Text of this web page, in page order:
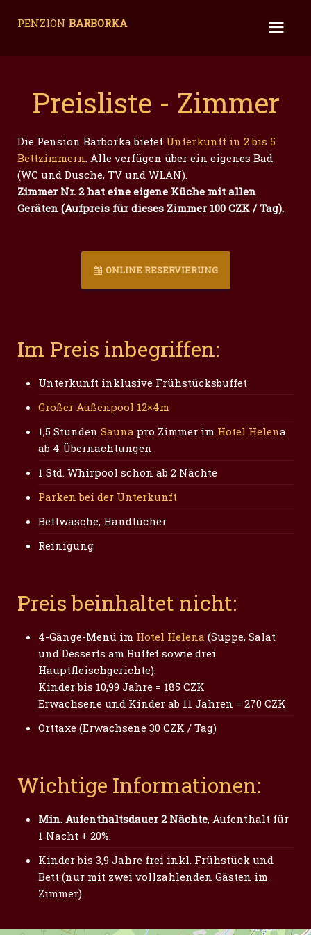
PENZION BARBORKA
Preisliste - Zimmer
Die Pension Barborka bietet Unterkunft in 2 bis 5
Bettzimmern. Alle verfügen über ein eigenes Bad
(WC und Dusche, TV und WLAN).
Zimmer Nr. 2 hat eine eigene Küche mit allen
Geräten (Aufpreis für dieses Zimmer 100 CZK / Tag).
ONLINE RESERVIERUNG
Im Preis inbegriffen:
Unterkunft inklusive Frühstücksbuffet
Großer Außenpool 12×4m
1,5 Stunden Sauna pro Zimmer im Hotel Helena
ab 4 Übernachtungen
1 Std. Whirpool schon ab 2 Nächte
Parken bei der Unterkunft
Bettwäsche, Handtücher
Reinigung
Preis beinhaltet nicht:
4-Gänge-Menü im Hotel Helena (Suppe, Salat
und Desserts am Buffet sowie drei
Hauptfleischgerichte):
Kinder bis 10,99 Jahre = 185 CZK
Erwachsene und Kinder ab 11 Jahren = 270 CZK
Orttaxe (Erwachsene 30 CZK / Tag)
Wichtige Informationen:
Min. Aufenthaltsdauer 2 Nächte, Aufenthalt für
1 Nacht + 20%.
Kinder bis 3,9 Jahre frei inkl. Frühstück und
Bett (nur mit zwei vollzahlenden Gästen im
Zimmer).